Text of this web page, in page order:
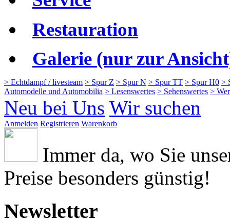
Restauration
Galerie (nur zur
> Echtdampf / livesteam > Spur Z > Spur N > Spur TT > Spur H0 >
Automodelle und Automobilia > Lesenswertes > Sehenswertes >
Neu bei Uns Wir suchen
Anmelden Registrieren Warenkorb
Immer da, wo Sie
Preise besonders günstig!
Newsletter